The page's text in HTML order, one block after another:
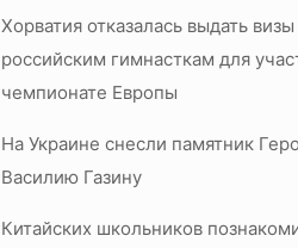
Хорватия отказалась выдать визы
российским гимнасткам для
чемпионате Европы
На Украине снесли памятник
Василию Газину
Китайских школьников